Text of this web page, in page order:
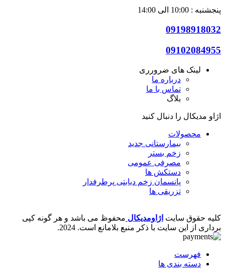
پنجشنبه : 10:00 الی 14:00
09198918032
09102084955
لینک های ضرورری
درباره ما
تماس با ما
بلاگ
اژاو مدیکال را دنبال کنید
محصولات
بیمارستانی جدید
زخم بستر
مصرفی عمومی
دستکش ها
پانسمان زخم دیابتی پرطرفدار
تزریقی ها
کلیه حقوق سایت اژاومدیکال محفوظ می باشد و هر گونه کپی
برداری از این سایت با ذکر منبع بلامانع است. 2024.
فهرست
دسته بندی ها